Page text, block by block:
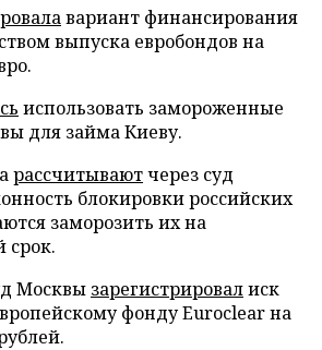
вариант финансирования
выпуска евробондов на
использовать замороженные
для займа Киеву.
рассчитываютчерез суд
блокировки российских
заморозить их на
срок.
Москвы зарегистрировалиск
фонду Euroclear на